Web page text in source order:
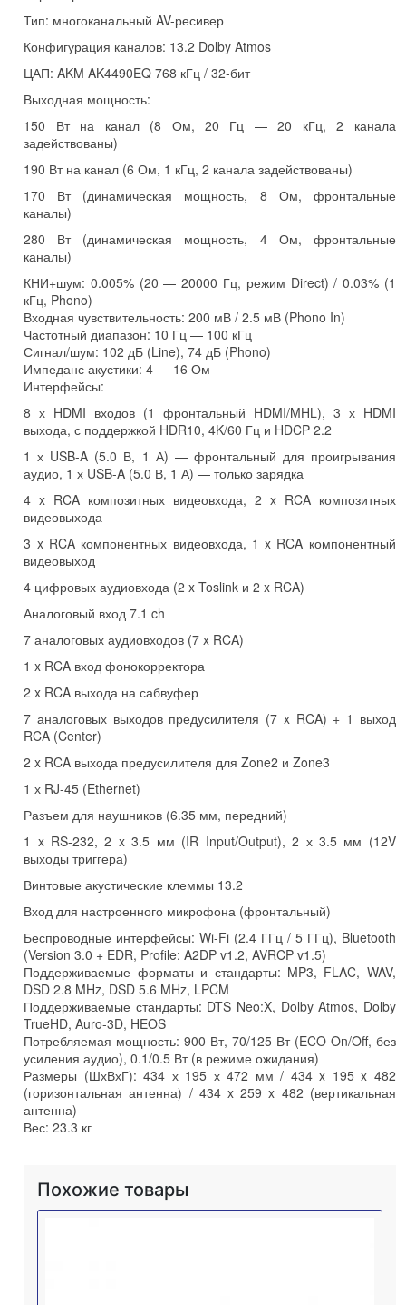
Тип: многоканальный AV-ресивер
Конфигурация каналов: 13.2 Dolby Atmos
ЦАП: AKM AK4490EQ 768 кГц / 32-бит
Выходная мощность:
150 Вт на канал (8 Ом, 20 Гц — 20 кГц, 2 канала
задействованы)
190 Вт на канал (6 Ом, 1 кГц, 2 канала задействованы)
170 Вт (динамическая мощность, 8 Ом, фронтальные
каналы)
280 Вт (динамическая мощность, 4 Ом, фронтальные
каналы)
КНИ+шум: 0.005% (20 — 20000 Гц, режим Direct) / 0.03% (1
кГц, Phono)
Входная чувствительность: 200 мВ / 2.5 мВ (Phono In)
Частотный диапазон: 10 Гц — 100 кГц
Сигнал/шум: 102 дБ (Line), 74 дБ (Phono)
Импеданс акустики: 4 — 16 Ом
Интерфейсы:
8 х HDMI входов (1 фронтальный HDMI/MHL), 3 х HDMI
выхода, с поддержкой HDR10, 4K/60 Гц и HDCP 2.2
1 х USB-A (5.0 В, 1 А) — фронтальный для проигрывания
аудио, 1 х USB-A (5.0 В, 1 А) — только зарядка
4 x RCA композитных видеовхода, 2 x RCA композитных
видеовыхода
3 x RCA компонентных видеовхода, 1 x RCA компонентный
видеовыход
4 цифровых аудиовхода (2 x Toslink и 2 x RCA)
Аналоговый вход 7.1 ch
7 аналоговых аудиовходов (7 x RCA)
1 x RCA вход фонокорректора
2 x RCA выхода на сабвуфер
7 аналоговых выходов предусилителя (7 x RCA) + 1 выход
RCA (Center)
2 x RCA выхода предусилителя для Zone2 и Zone3
1 х RJ-45 (Ethernet)
Разъем для наушников (6.35 мм, передний)
1 x RS-232, 2 x 3.5 мм (IR Input/Output), 2 х 3.5 мм (12V
выходы триггера)
Винтовые акустические клеммы 13.2
Вход для настроенного микрофона (фронтальный)
Беспроводные интерфейсы: Wi-Fi (2.4 ГГц / 5 ГГц), Bluetooth
(Version 3.0 + EDR, Profile: A2DP v1.2, AVRCP v1.5)
Поддерживаемые форматы и стандарты: MP3, FLAC, WAV,
DSD 2.8 MHz, DSD 5.6 MHz, LPCM
Поддерживаемые стандарты: DTS Neo:X, Dolby Atmos, Dolby
TrueHD, Auro-3D, HEOS
Потребляемая мощность: 900 Вт, 70/125 Вт (ECO On/Off, без
усиления аудио), 0.1/0.5 Вт (в режиме ожидания)
Размеры (ШхВхГ): 434 х 195 х 472 мм / 434 x 195 x 482
(горизонтальная антенна) / 434 x 259 x 482 (вертикальная
антенна)
Вес: 23.3 кг
Похожие товары